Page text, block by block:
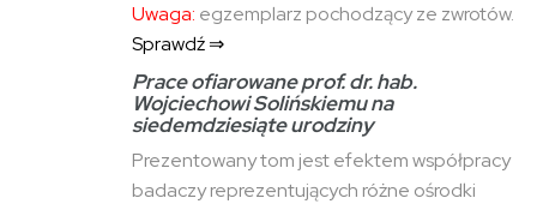
Uwaga: egzemplarz pochodzący ze zwrotów.
Sprawdź ⇒
Prace ofiarowane prof. dr. hab.
Wojciechowi Solińskiemu na
siedemdziesiąte urodziny
Prezentowany tom jest efektem współpracy
badaczy reprezentujących różne ośrodki